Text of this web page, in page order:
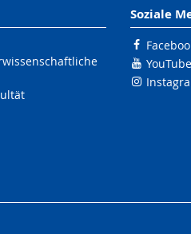
Soziale
YouTube